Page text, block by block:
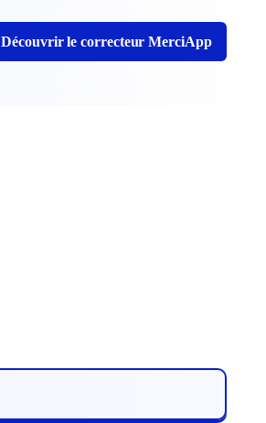
Découvrir le correcteur MerciApp